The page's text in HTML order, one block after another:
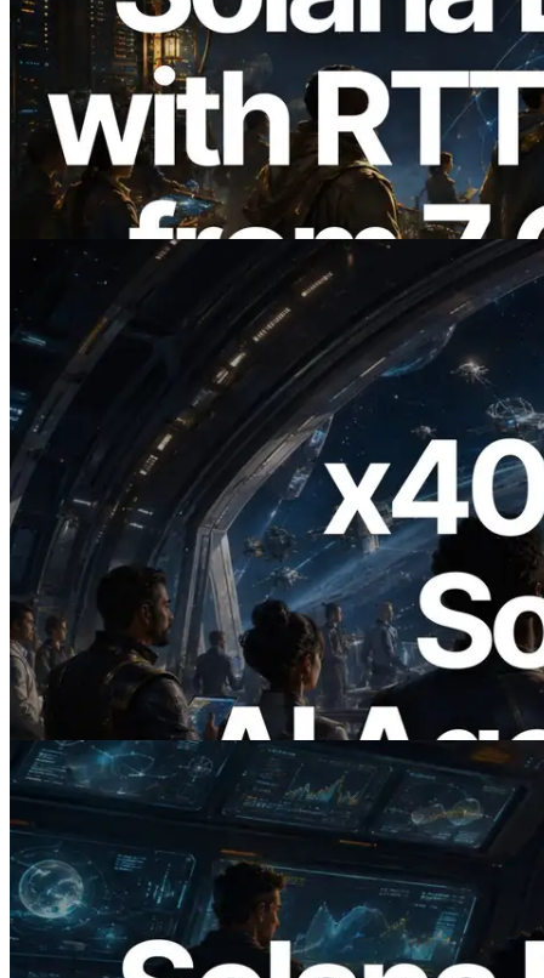
2026.08.05
ERPC расширяет Solana Leader Slot
API измерением ping из 7 глобальных
регионов — также запущен Validators
Information API
Читать эту статью
2026.07.04
ERPC запускает Solana RPC с
поддержкой x402 — Эпоха, в которой
AI-агенты платят за нужные API по
требованию
Читать эту статью